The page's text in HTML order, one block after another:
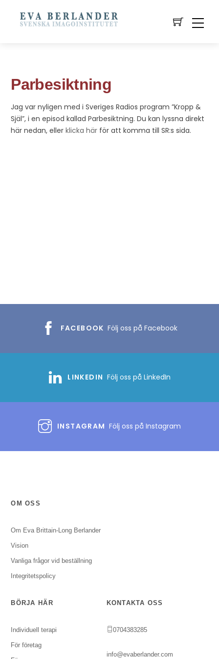
Parbesiktning
Jag var nyligen med i Sveriges Radios program ”Kropp &
Själ”, i en episod kallad Parbesiktning. Du kan lyssna direkt
här nedan, ellerklicka här för att komma till SR:s sida.
FACEBOOK Följ oss på Facebook
LINKEDIN Följ oss på LinkedIn
INSTAGRAM Följ oss på Instagram
OM OSS
Om Eva Brittain-Long Berlander
Vision
Vanliga frågor vid beställning
Integritetspolicy
BÖRJA HÄR
Individuell terapi
För företag
KONTAKTA OSS
0704383285
info@evaberlander.com